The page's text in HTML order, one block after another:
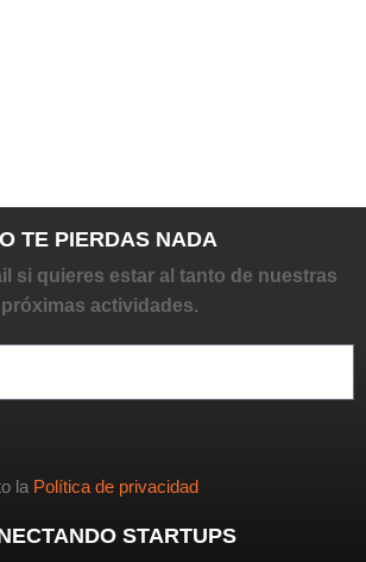
TE PIERDAS NADA
si quieres estar al tanto de nuestras
próximas actividades.
la Política de privacidad
STARTUPS